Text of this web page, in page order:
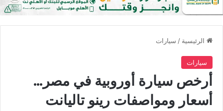
الرئيسية / سيارات
سيارات
أرخص سيارة أوروبية في مصر…
أسعار ومواصفات رينو تاليانت